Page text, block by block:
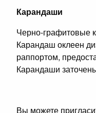
Карандаши
Черно-графитовые
Карандаш оклеен
раппортом,
Карандаши
Вы можете